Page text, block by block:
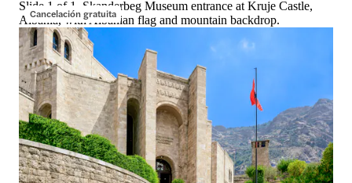
Cancelación gratuita
Slide 1 of 1, Skanderbeg Museum entrance at Kruje Castle,
Albania, with Albanian flag and mountain backdrop.